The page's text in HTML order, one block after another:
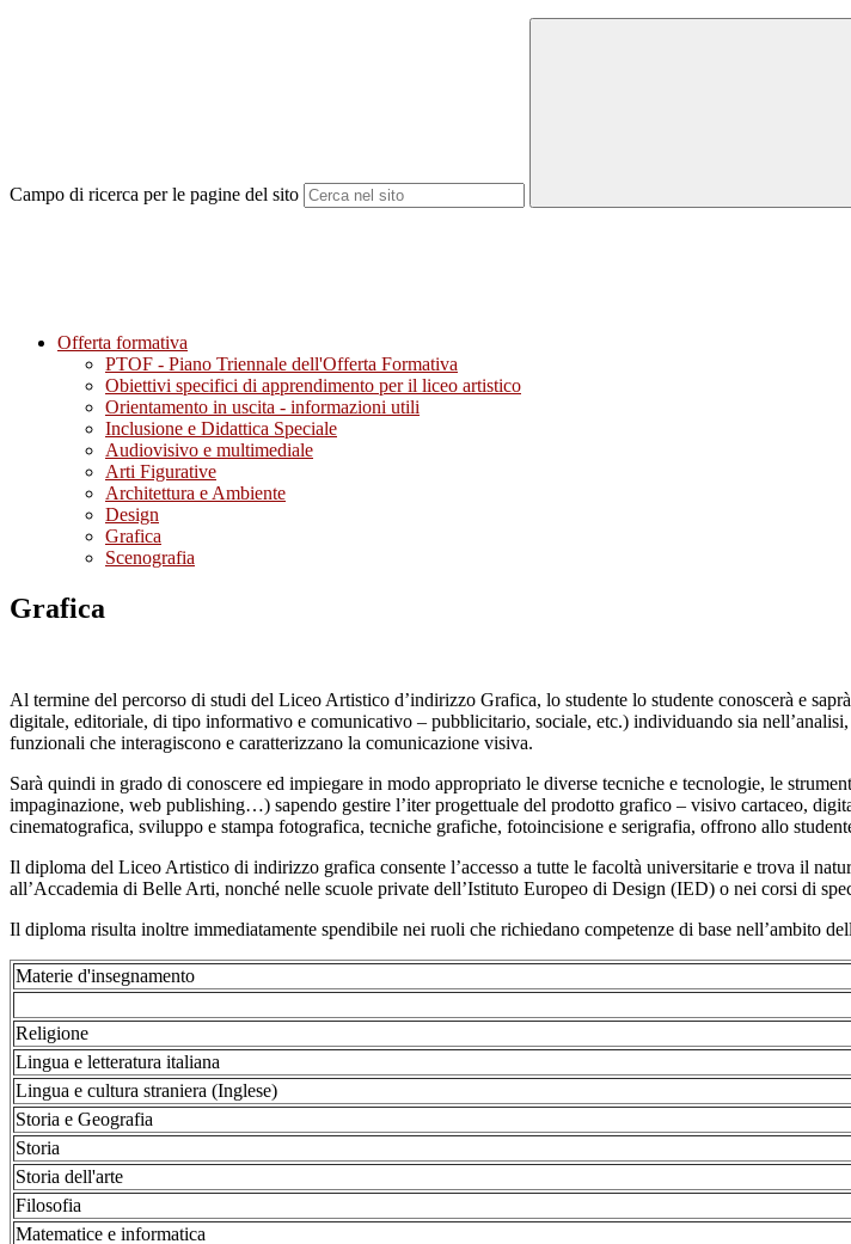
Campo di ricerca per le pagine del sito
Offerta formativa
PTOF - Piano Triennale dell'Offerta Formativa
Obiettivi specifici di apprendimento per il liceo artistico
Orientamento in uscita - informazioni utili
Inclusione e Didattica Speciale
Audiovisivo e multimediale
Arti Figurative
Architettura e Ambiente
Design
Grafica
Scenografia
Grafica
Al termine del percorso di studi del Liceo Artistico d’indirizzo Grafica, lo studente lo studente conoscerà e
digitale, editoriale, di tipo informativo e comunicativo – pubblicitario, sociale, etc.) individuando sia
funzionali che interagiscono e caratterizzano la comunicazione visiva.
Sarà quindi in grado di conoscere ed impiegare in modo appropriato le diverse tecniche e tecnologie, le
impaginazione, web publishing…) sapendo gestire l’iter progettuale del prodotto grafico – visivo cartaceo,
cinematografica, sviluppo e stampa fotografica, tecniche grafiche, fotoincisione e serigrafia, offrono allo
Il diploma del Liceo Artistico di indirizzo grafica consente l’accesso a tutte le facoltà universitarie e trova il
all’Accademia di Belle Arti, nonché nelle scuole private dell’Istituto Europeo di Design (IED) o nei corsi di
Il diploma risulta inoltre immediatamente spendibile nei ruoli che richiedano competenze di base nell’ambito
Materie d'insegnamento
Religione
Lingua e letteratura italiana
Lingua e cultura straniera (Inglese)
Storia e Geografia
Storia
Storia dell'arte
Filosofia
Matematice e informatica